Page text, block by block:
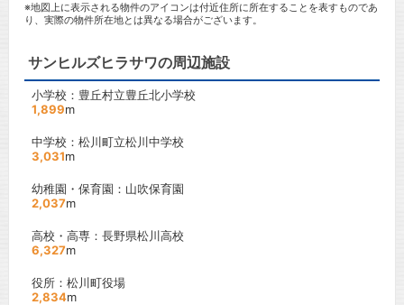
※地図上に表示される物件のアイコンは付近住所に所在することを表すものであ
り、実際の物件所在地とは異なる場合がございます。
サンヒルズヒラサワの周辺施設
小学校：豊丘村立豊丘北小学校
1,899m
中学校：松川町立松川中学校
3,031m
幼稚園・保育園：山吹保育園
2,037m
高校・高専：長野県松川高校
6,327m
役所：松川町役場
2,834m